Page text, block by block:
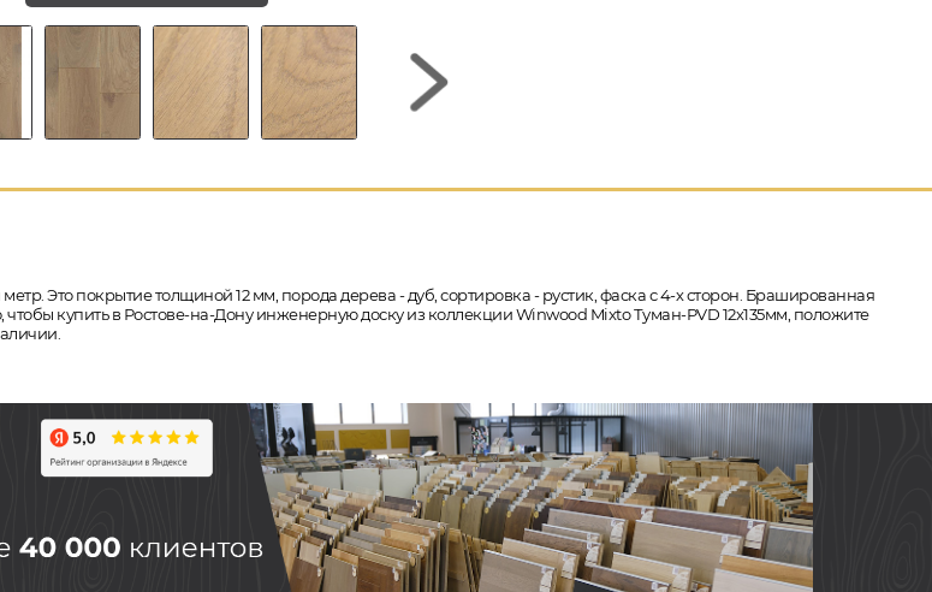
Это покрытие толщиной 12 мм, порода дерева - дуб, сортировка - рустик, фаска с 4-х сторон. Брашированная
купить в Ростове-на-Дону инженерную доску из коллекции Winwood Mixto Туман-PVD 12х135мм, положите